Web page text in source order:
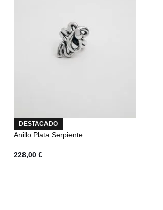
DESTACADO
Anillo Plata Serpiente
228,00 €